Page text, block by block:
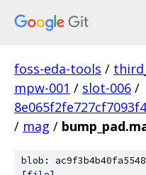
foss-eda-tools /
mpw-001 / slot-006 /
/ mag /
blob: